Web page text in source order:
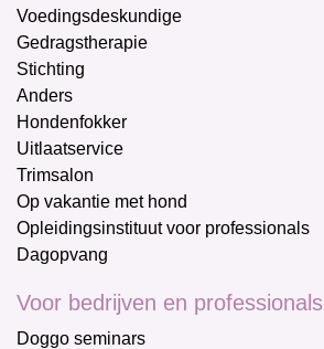
Voedingsdeskundige
Gedragstherapie
Stichting
Anders
Hondenfokker
Uitlaatservice
Trimsalon
Op vakantie met hond
Opleidingsinstituut voor professionals
Dagopvang
Voor bedrijven en professionals
Doggo seminars